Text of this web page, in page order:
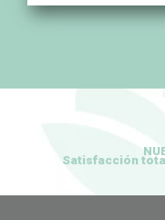
Satisfacción